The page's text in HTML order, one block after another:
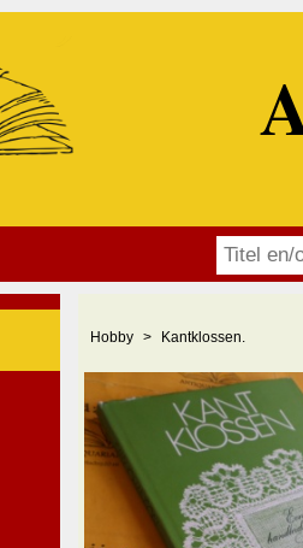
Hobby Kantklossen.